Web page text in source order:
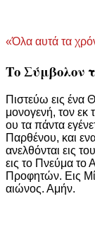
«Όλα αυτά τα
Το Σύμβολον
Πιστεύω εις ένα
μονογενή, τον
ου τα πάντα
Παρθένου, και
ανελθόνται εις
εις το Πνεύμα το
Προφητών. Εις
αιώνος. Αμήν.